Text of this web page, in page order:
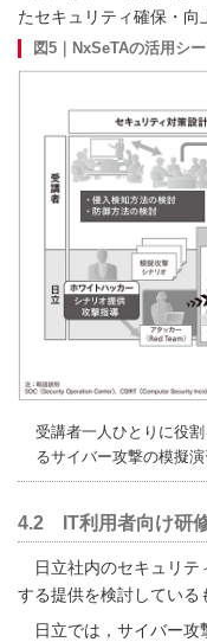
たセキュリティ確保・向
図5｜NxSeTAの活用シ
受講者一人ひとりに役
るサイバー攻撃の模擬演
4.2 IT利用者向け研
日立社内のセキュリ
する提供を検討している
日立では，サイバー